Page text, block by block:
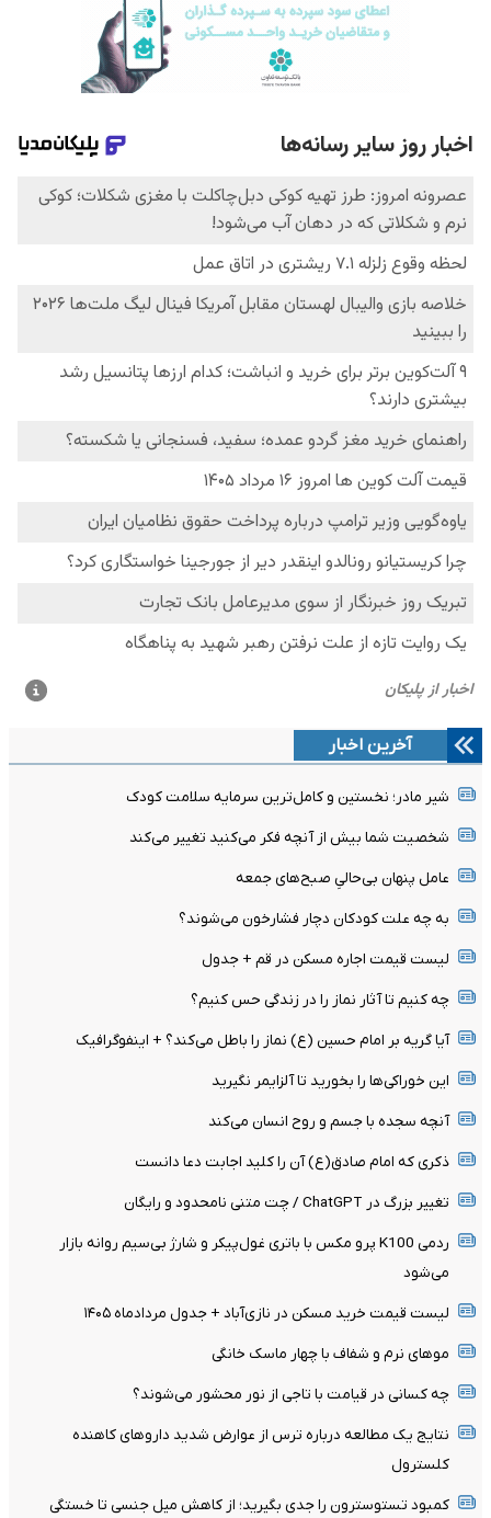
آخرین اخبار
شیر مادر؛ نخستین و کامل‌ترین سرمایه سلامت کودک
شخصیت شما بیش از آنچه فکر می‌کنید تغییر می‌کند
عامل پنهان بی‌حالیِ صبح‌های جمعه
به چه علت کودکان دچار فشارخون می‌شوند؟
لیست قیمت اجاره مسکن در قم + جدول
چه کنیم تا آثار نماز را در زندگی حس کنیم؟
آیا گریه بر امام حسین (ع) نماز را باطل می‌کند؟ + اینفوگرافیک
این خوراکی‌ها را بخورید تا آلزایمر نگیرید
آنچه سجده با جسم و روح انسان می‌کند
ذکری که امام صادق(ع) آن را کلید اجابت دعا دانست
تغییر بزرگ در ChatGPT / چت متنی نامحدود و رایگان
ردمی K100 پرو مکس با باتری غول‌پیکر و شارژ بی‌سیم روانه بازار
می‌شود
لیست قیمت خرید مسکن در نازی‌آباد + جدول مردادماه ۱۴۰۵
موهای نرم و شفاف با چهار ماسک خانگی
چه کسانی در قیامت با تاجی از نور محشور می‌شوند؟
نتایج یک مطالعه درباره ترس از عوارض شدید داروهای کاهنده
کلسترول
کمبود تستوسترون را جدی بگیرید؛ از کاهش میل جنسی تا خستگی